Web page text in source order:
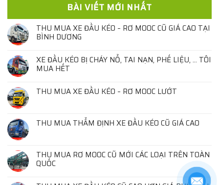
BÀI VIẾT MỚI NHẤT
THU MUA XE ĐẦU KÉO – RƠ MOOC CŨ GIÁ CAO TẠI
BÌNH DƯƠNG
XE ĐẦU KÉO BỊ CHÁY NỔ, TAI NẠN, PHẾ LIỆU, … TÔI
MUA HẾT
THU MUA XE ĐẦU KÉO – RƠ MOOC LƯỚT
THU MUA THẨM ĐỊNH XE ĐẦU KÉO CŨ GIÁ CAO
THU MUA RƠ MOOC CŨ MỚI CÁC LOẠI TRÊN TOÀN
QUỐC